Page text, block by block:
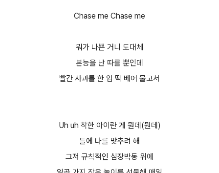
Chase me Chase me
뭐가 나쁜 거니 도대체
본능을 난 따를 뿐인데
빨간 사과를 한 입 딱 베어 물고서
Uh uh 착한 아이란 게 뭔데(뭔데)
틀에 나를 맞추려 해
그저 규칙적인 심장박동 위에